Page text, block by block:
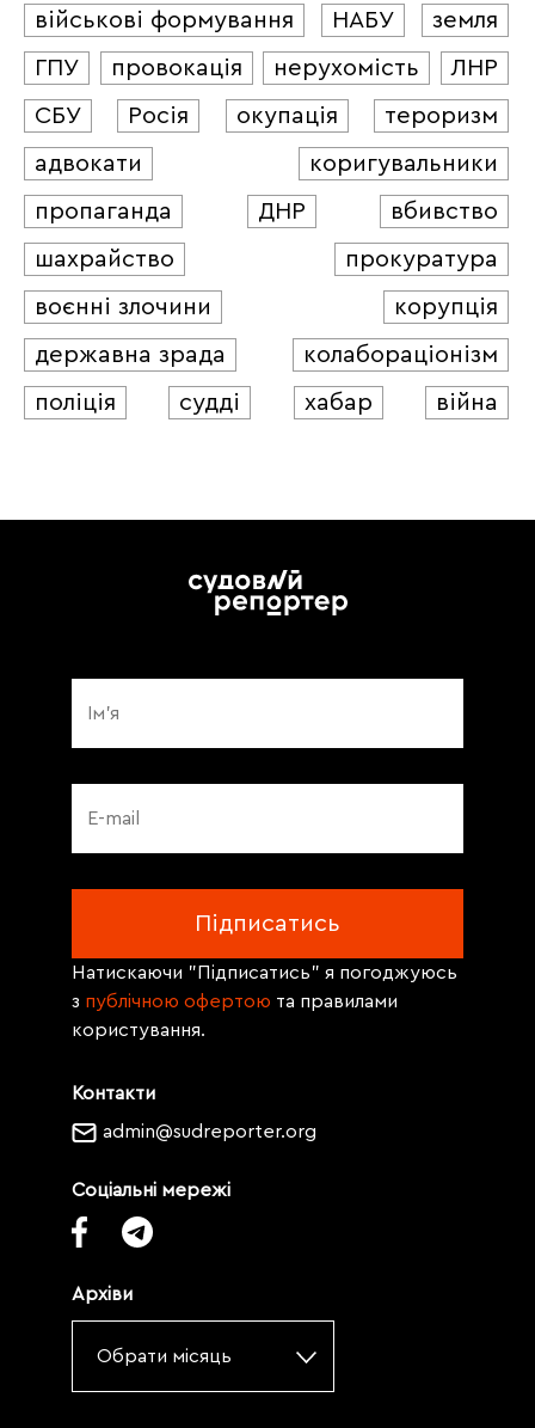
військові формування
НАБУ
земля
ГПУ
провокація нерухомість
ЛНР
СБУ
Росія окупація
тероризм
адвокати
коригувальники
пропаганда
ДНР
вбивство
шахрайство
прокуратура
воєнні злочини
корупція
державна зрада
колабораціонізм
поліція
судді хабар війна
Контакти
admin@sudreporter.org
Соціальні мережі
Архіви
Обрати місяць
Натискаючи "Підписатись" я погоджуюсь
з публічною офертою та правилами
користування.